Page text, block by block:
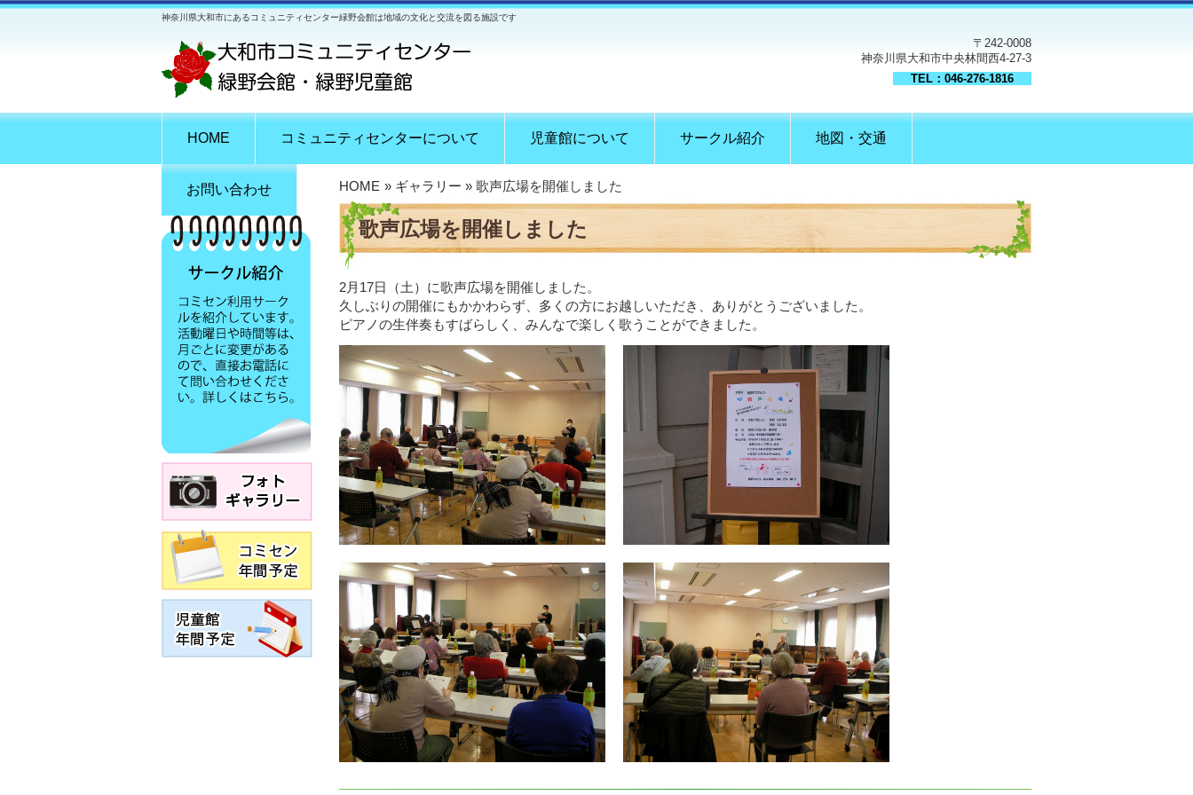
神奈川県大和市にあるコミュニティセンター緑野会館は地域の文化と交流を図る施設です
〒242-0008
神奈川県大和市中央林間西4-27-3
TEL：046-276-1816
HOME コミュニティセンターについて 児童館について サークル紹介 地図・交通
お問い合わせ HOME » ギャラリー » 歌声広場を開催しました
歌声広場を開催しました
2月17日（土）に歌声広場を開催しました。
久しぶりの開催にもかかわらず、多くの方にお越しいただき、ありがとうございました。
ピアノの生伴奏もすばらしく、みんなで楽しく歌うことができました。